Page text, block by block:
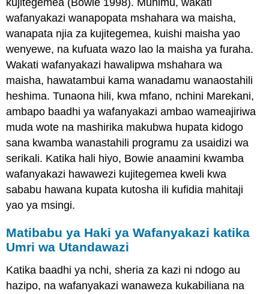
wafanyakazi wanapopata mshahara wa maisha,
wanapata njia za kujitegemea, kuishi maisha yao
wenyewe, na kufuata wazo lao la maisha ya furaha.
Wakati wafanyakazi hawalipwa mshahara wa
maisha, hawatambui kama wanadamu wanaostahili
heshima. Tunaona hili, kwa mfano, nchini Marekani,
ambapo baadhi ya wafanyakazi ambao wameajiriwa
muda wote na mashirika makubwa hupata kidogo
sana kwamba wanastahili programu za usaidizi wa
serikali. Katika hali hiyo, Bowie anaamini kwamba
wafanyakazi hawawezi kujitegemea kweli kwa
sababu hawana kupata kutosha ili kufidia mahitaji
yao ya msingi.
Matibabu ya Haki ya Wafanyakazi katika
Umri wa Utandawazi
Katika baadhi ya nchi, sheria za kazi ni ndogo au
hazipo, na wafanyakazi wanaweza kukabiliana na